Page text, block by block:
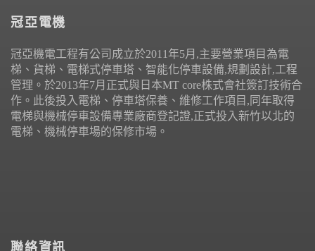
冠亞電機
冠亞機電工程有公司成立於2011年5月,主要營業項目為電
梯、貨梯、電梯式停車塔、智能化停車設備,規劃設計,工程
管理。於2013年7月正式與日本MT core株式會社簽訂技術合
作。此後投入電梯、停車塔保養、維修工作項目,同年取得
電梯與機械停車設備專業廠商登記證,正式投入新竹以北的
電梯、機械停車場的保修市場。
聯絡資訊